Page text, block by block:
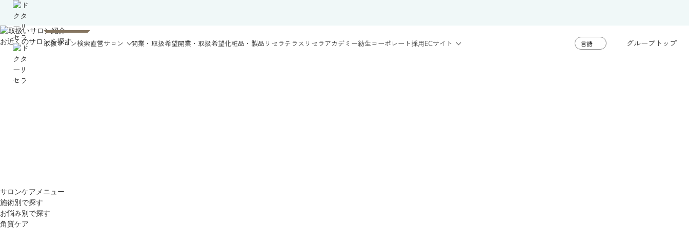
取扱サロン検索直営サロン 開業・取扱希望開業・取扱希望化粧品・製品 リセラテラス リセラアカデミー紡生コーポレート採用ECサイト グループトップ
お近くのサロンを探す
サロンケアメニュー
施術別で探す
お悩み別で探す
角質ケア